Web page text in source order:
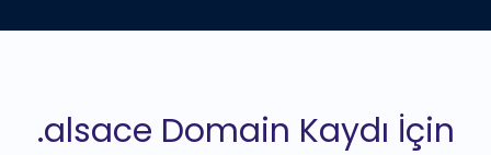
.alsace Domain Kaydı İçin